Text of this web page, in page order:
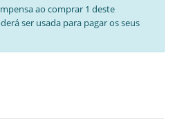
ao comprar 1 deste
ser usada para pagar os seus